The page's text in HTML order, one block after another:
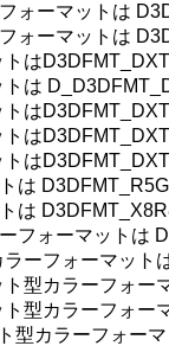
ォーマットは
ォーマットは
は
は
は
は
は
は
は
フォーマットは
ーフォーマット
型カラーフォー
型カラーフォー
型カラーフォー